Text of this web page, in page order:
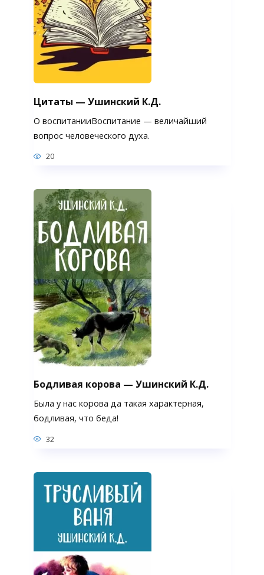
Цитаты — Ушинский К.Д.
О воспитанииВоспитание — величайший
вопрос человеческого духа.
20
Бодливая корова — Ушинский К.Д.
Была у нас корова да такая характерная,
бодливая, что беда!
32